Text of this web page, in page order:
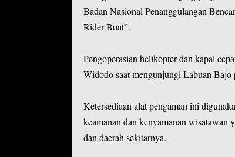
Badan Nasional Penanggulangan
Rider Boat”.
Pengoperasian helikopter dan kapal
Widodo saat mengunjungi Labuan Bajo
Ketersediaan alat pengaman ini
keamanan dan kenyamanan
dan daerah sekitarnya.